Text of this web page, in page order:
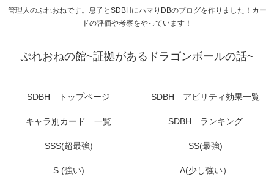
管理人のぷれおねです。息子とSDBHにハマりDBのブログを作りました！カー
ドの評価や考察をやっています！
ぷれおねの館~証拠があるドラゴンボールの話~
SDBH トップページ SDBH アビリティ効果一覧
キャラ別カード 一覧 SDBH ランキング
SSS(超最強) SS(最強)
S (強い) A(少し強い）